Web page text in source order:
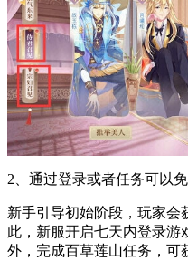
2、通过登录或者任务可以
新手引导初始阶段，玩家会
此，新服开启七天内登录游
外，完成百草莲山任务，